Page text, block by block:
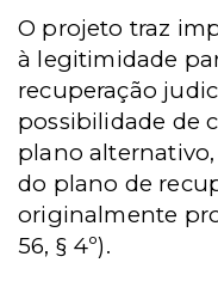
O projeto traz
à legitimidade
recuperação
possibilidade de
plano
do plano de
originalmente
56, § 4º).